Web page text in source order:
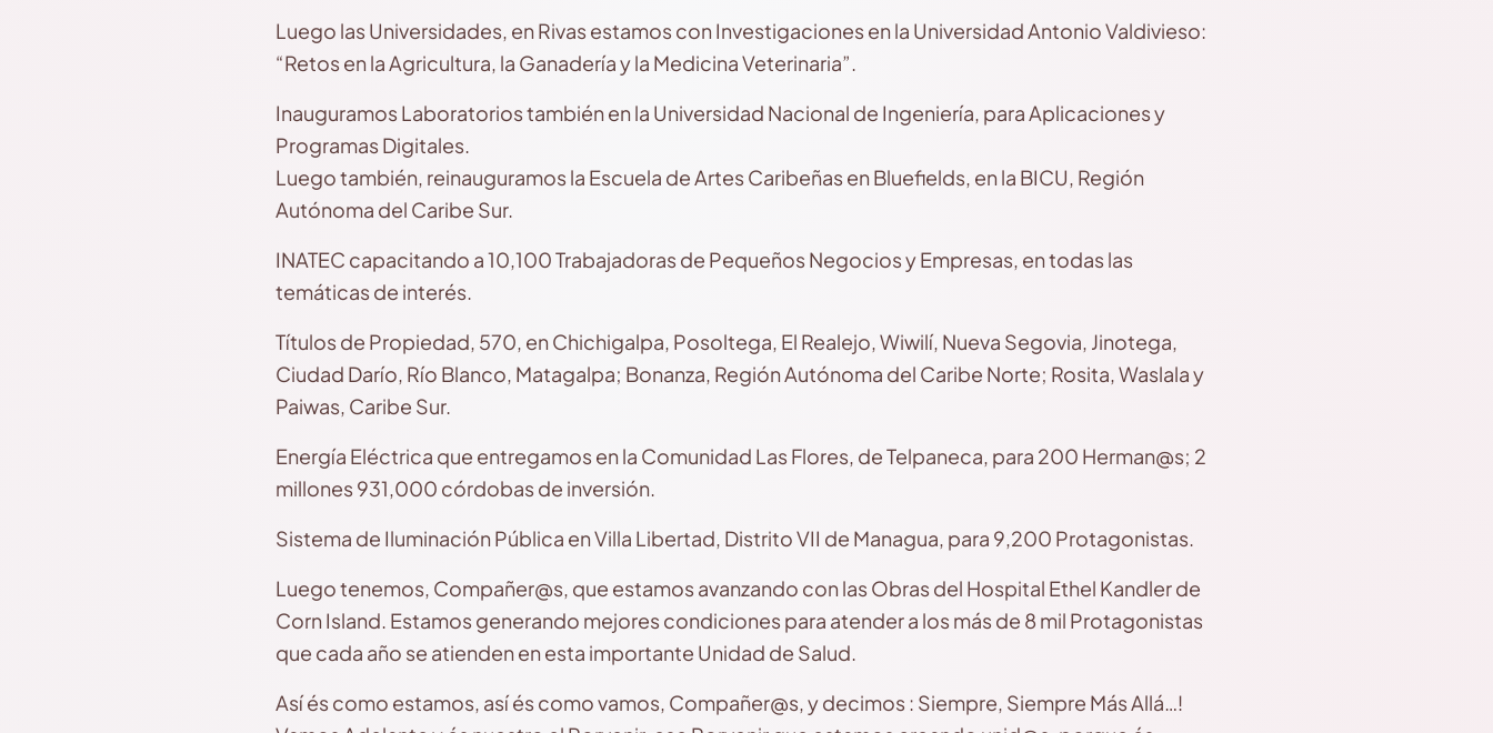
Luego las Universidades, en Rivas estamos con Investigaciones en la Universidad Antonio Valdivieso:
“Retos en la Agricultura, la Ganadería y la Medicina Veterinaria”.
Inauguramos Laboratorios también en la Universidad Nacional de Ingeniería, para Aplicaciones y
Programas Digitales.
Luego también, reinauguramos la Escuela de Artes Caribeñas en Bluefields, en la BICU, Región
Autónoma del Caribe Sur.
INATEC capacitando a 10,100 Trabajadoras de Pequeños Negocios y Empresas, en todas las
temáticas de interés.
Títulos de Propiedad, 570, en Chichigalpa, Posoltega, El Realejo, Wiwilí, Nueva Segovia, Jinotega,
Ciudad Darío, Río Blanco, Matagalpa; Bonanza, Región Autónoma del Caribe Norte; Rosita, Waslala y
Paiwas, Caribe Sur.
Energía Eléctrica que entregamos en la Comunidad Las Flores, de Telpaneca, para 200 Herman@s; 2
millones 931,000 córdobas de inversión.
Sistema de Iluminación Pública en Villa Libertad, Distrito VII de Managua, para 9,200 Protagonistas.
Luego tenemos, Compañer@s, que estamos avanzando con las Obras del Hospital Ethel Kandler de
Corn Island. Estamos generando mejores condiciones para atender a los más de 8 mil Protagonistas
que cada año se atienden en esta importante Unidad de Salud.
Así és como estamos, así és como vamos, Compañer@s, y decimos : Siempre, Siempre Más Allá…!